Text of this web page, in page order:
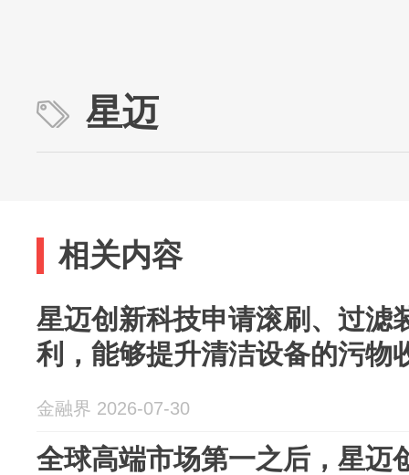
星迈
相关内容
星迈创新科技申请滚刷、过滤
利，能够提升清洁设备的污物
金融界 2026-07-30
全球高端市场第一之后，星迈